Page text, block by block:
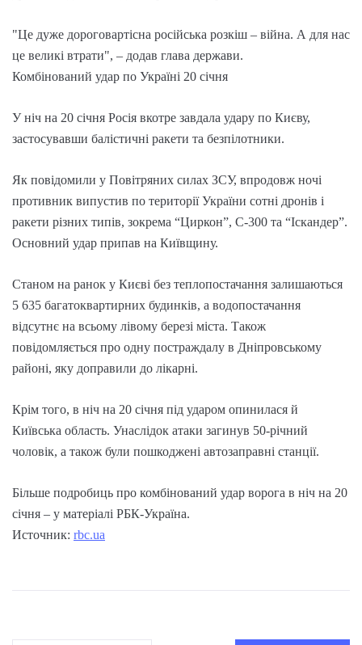
"Це дуже дороговартісна російська розкіш – війна. А для нас
це великі втрати", – додав глава держави.
Комбінований удар по Україні 20 січня
У ніч на 20 січня Росія вкотре завдала удару по Києву,
застосувавши балістичні ракети та безпілотники.
Як повідомили у Повітряних силах ЗСУ, впродовж ночі
противник випустив по території України сотні дронів і
ракети різних типів, зокрема “Циркон”, С-300 та “Іскандер”.
Основний удар припав на Київщину.
Станом на ранок у Києві без теплопостачання залишаються
5 635 багатоквартирних будинків, а водопостачання
відсутнє на всьому лівому березі міста. Також
повідомляється про одну постраждалу в Дніпровському
районі, яку доправили до лікарні.
Крім того, в ніч на 20 січня під ударом опинилася й
Київська область. Унаслідок атаки загинув 50-річний
чоловік, а також були пошкоджені автозаправні станції.
Більше подробиць про комбінований удар ворога в ніч на 20
січня – у матеріалі РБК-Україна.
Источник: rbc.ua